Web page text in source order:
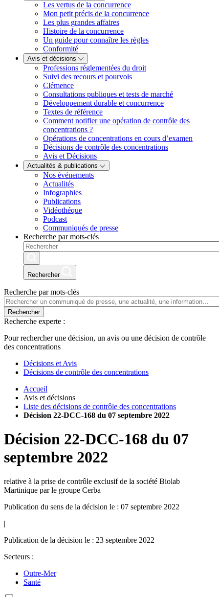
Les vertus de la concurrence
Mon petit précis de la concurrence
Les plus grandes affaires
Histoire de la concurrence
Un guide pour connaître les règles
Conformité
Avis et décisions
Professions réglementées du droit
Suivi des recours et pourvois
Clémence
Consultations publiques et tests de marché
Développement durable et concurrence
Textes de référence
Comment notifier une opération de contrôle des
concentrations ?
Opérations de concentrations en cours d’examen
Décisions de contrôle des concentrations
Avis et Décisions
Actualités & publications
Nos événements
Actualités
Infographies
Publications
Vidéothéque
Podcast
Communiqués de presse
Recherche par mots-clés
Rechercher
Recherche par mots-clés
Rechercher
Recherche experte :
Pour rechercher une décision, un avis ou une décision de contrôle
des concentrations
Décisions et Avis
Décisions de contrôle des concentrations
Accueil
Avis et décisions
Liste des décisions de contrôle des concentrations
Décision 22-DCC-168 du 07 septembre 2022
Décision 22-DCC-168 du 07
septembre 2022
relative à la prise de contrôle exclusif de la société Biolab
Martinique par le groupe Cerba
Publication du sens de la décision le : 07 septembre 2022
|
Publication de la décision le : 23 septembre 2022
Secteurs :
Outre-Mer
Santé